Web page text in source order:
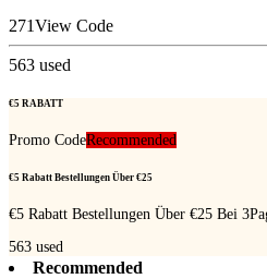
271View Code
563 used
€5 RABATT
Promo CodeRecommended
€5 Rabatt Bestellungen Über €25
€5 Rabatt Bestellungen Über €25 Bei
563 used
Recommended